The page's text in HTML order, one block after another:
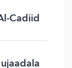
Cadiid